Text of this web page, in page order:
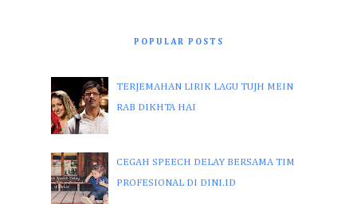
POPULAR POSTS
TERJEMAHAN LIRIK LAGU TUJH MEIN
RAB DIKHTA HAI
CEGAH SPEECH DELAY BERSAMA TIM
PROFESIONAL DI DINI.ID